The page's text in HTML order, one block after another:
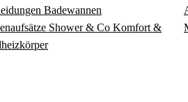
Badewannen
Shower & Co Komfort &